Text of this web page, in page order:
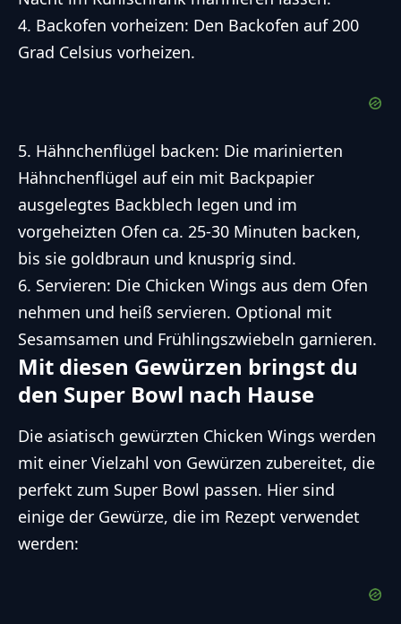
4. Backofen vorheizen: Den Backofen auf 200
Grad Celsius vorheizen.
5. Hähnchenflügel backen: Die marinierten
Hähnchenflügel auf ein mit Backpapier
ausgelegtes Backblech legen und im
vorgeheizten Ofen ca. 25-30 Minuten backen,
bis sie goldbraun und knusprig sind.
6. Servieren: Die Chicken Wings aus dem Ofen
nehmen und heiß servieren. Optional mit
Sesamsamen und Frühlingszwiebeln garnieren.
Mit diesen Gewürzen bringst du
den Super Bowl nach Hause
Die asiatisch gewürzten Chicken Wings werden
mit einer Vielzahl von Gewürzen zubereitet, die
perfekt zum Super Bowl passen. Hier sind
einige der Gewürze, die im Rezept verwendet
werden: